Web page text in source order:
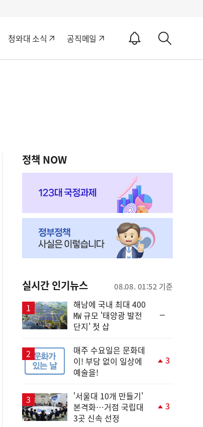
청와대 소식 공직메일
알
ON
세
정책 NOW
실시간 인기뉴스 08.08. 01:52 기준
해남에 국내 최대 400
㎿ 규모 '태양광 발전
단지' 첫 삽
매주 수요일은 문화데
이! 부담 없이 일상에
예술을!
3
'서울대 10개 만들기'
본격화…거점 국립대
3곳 신속 선정
3